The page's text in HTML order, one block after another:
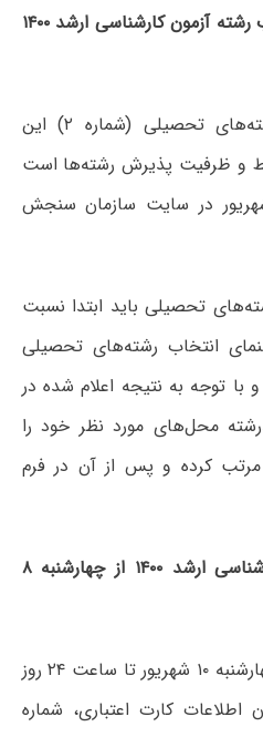
انتشار دفترچه راهنمای انتخاب رشته آزمون کارشناسی ارشد ۱۴۰۰
دفترچه راهنمای انتخاب رشته‌های تحصیلی (شماره ۲) این
و ظرفیت پذیرش رشته‌ها است
بعدازظهر روز دوشنبه ۸ شهریور در سایت سازمان سنجش
تحصیلی باید ابتدا نسبت
انتخاب رشته‌های تحصیلی
کرده و با توجه به نتیجه اعلام شده در
محل‌های مورد نظر خود را
مرتب کرده و پس از آن در فرم
آغاز انتخاب رشته آزمون کارشناسی ارشد ۱۴۰۰ از چهارشنبه ۸
داوطلبان مجاز می‌توانند از چهارشنبه ۱۰ شهریور تا ساعت ۲۴ روز
کردن اطلاعات کارت اعتباری، شماره